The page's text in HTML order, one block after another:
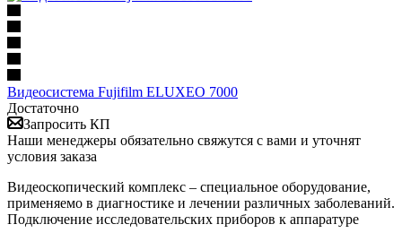
Видеосистема Fujifilm ELUXEO 7000
Достаточно
Запросить КП
Наши менеджеры обязательно свяжутся с вами и уточнят
условия заказа
Видеоскопический комплекс – специальное оборудование,
применяемо в диагностике и лечении различных заболеваний.
Подключение исследовательских приборов к аппаратуре